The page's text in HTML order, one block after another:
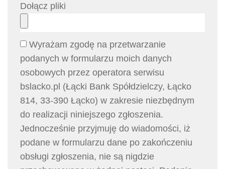
Dołącz pliki
Wyrażam zgodę na przetwarzanie
podanych w formularzu moich danych
osobowych przez operatora serwisu
bslacko.pl (Łącki Bank Spółdzielczy, Łącko
814, 33-390 Łącko) w zakresie niezbędnym
do realizacji niniejszego zgłoszenia.
Jednocześnie przyjmuję do wiadomości, iż
podane w formularzu dane po zakończeniu
obsługi zgłoszenia, nie są nigdzie